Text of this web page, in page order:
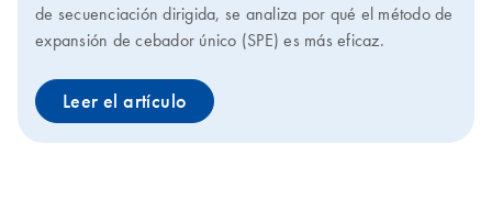
de secuenciación dirigida, se analiza por qué el método de
expansión de cebador único (SPE) es más eficaz.
Leer el artículo